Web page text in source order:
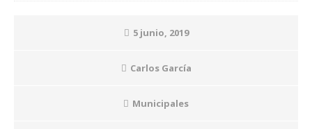
5 junio, 2019
Carlos García
Municipales